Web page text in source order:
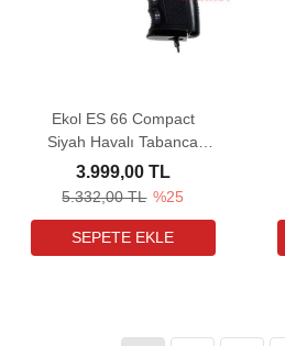
Ekol ES 66 Compact
Siyah Havalı Tabanca
(Ultimate Combo)
5.332,00 TL %25
3.999,00 TL